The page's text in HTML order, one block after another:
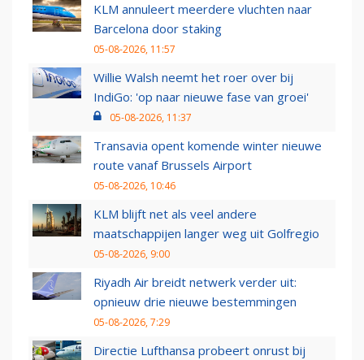
KLM annuleert meerdere vluchten naar
Barcelona door staking
05-08-2026, 11:57
Willie Walsh neemt het roer over bij
IndiGo: 'op naar nieuwe fase van groei'
05-08-2026, 11:37
Transavia opent komende winter nieuwe
route vanaf Brussels Airport
05-08-2026, 10:46
KLM blijft net als veel andere
maatschappijen langer weg uit Golfregio
05-08-2026, 9:00
Riyadh Air breidt netwerk verder uit:
opnieuw drie nieuwe bestemmingen
05-08-2026, 7:29
Directie Lufthansa probeert onrust bij